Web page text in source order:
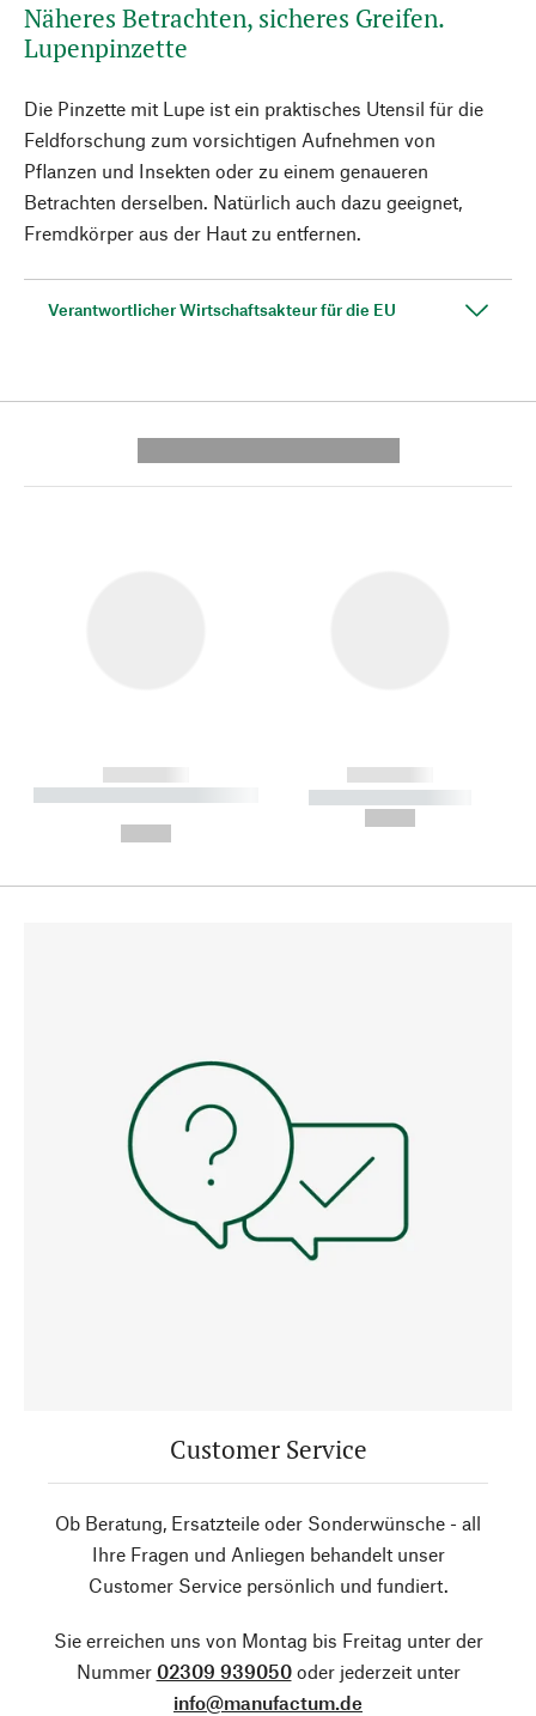
Näheres Betrachten, sicheres Greifen.
Lupenpinzette
Die Pinzette mit Lupe ist ein praktisches Utensil für die
Feldforschung zum vorsichtigen Aufnehmen von
Pflanzen und Insekten oder zu einem genaueren
Betrachten derselben. Natürlich auch dazu geeignet,
Fremdkörper aus der Haut zu entfernen.
Verantwortlicher Wirtschaftsakteur für die EU
------------
----------- ----------- --------
------------
----------- -----------
Customer Service
Ob Beratung, Ersatzteile oder Sonderwünsche - all
Ihre Fragen und Anliegen behandelt unser
Customer Service persönlich und fundiert.
Sie erreichen uns von Montag bis Freitag unter der
Nummer 02309 939050oder jederzeit unter
info@manufactum.de